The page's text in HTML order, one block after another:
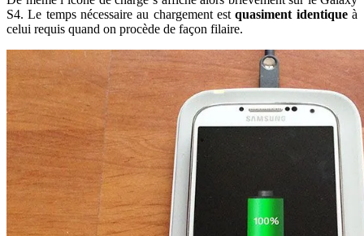
S4. Le temps nécessaire au chargement estquasiment identiqueà
celui requis quand on procède de façon filaire.